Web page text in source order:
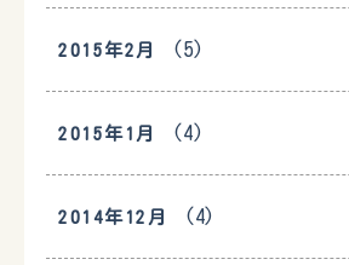
2015年2月 (5)
2015年1月 (4)
2014年12月 (4)